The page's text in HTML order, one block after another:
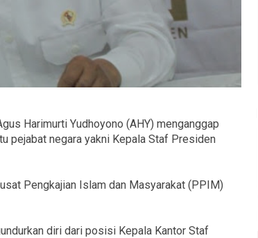
Harimurti Yudhoyono (AHY) menganggap
pejabat negara yakni Kepala Staf Presiden
Pengkajian Islam dan Masyarakat (PPIM)
diri dari posisi Kepala Kantor Staf